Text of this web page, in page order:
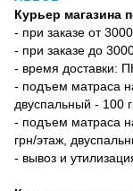
Курьер магазина
- при заказе от
- при заказе до
- время доставки:
- подъем матраса
двуспальный - 100
- подъем матраса
грн/этаж,
- вывоз и